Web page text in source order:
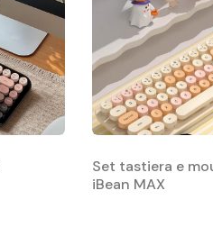
Set tastiera e
iBean MAX